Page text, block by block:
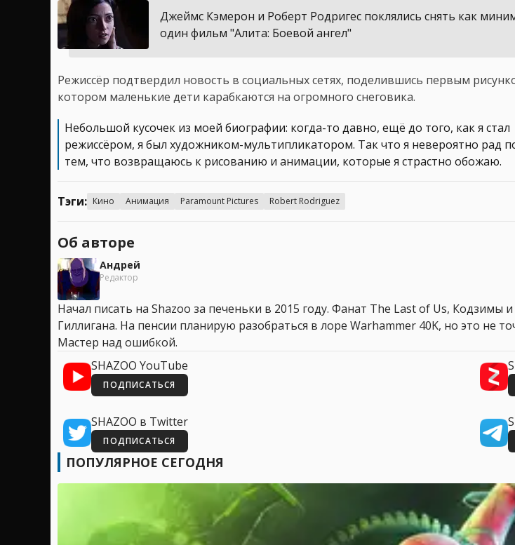
Джеймс Кэмерон и Роберт Родригес поклялись снять как
один фильм "Алита: Боевой ангел"
Режиссёр подтвердил новость в социальных сетях, поделившись первым
котором маленькие дети карабкаются на огромного снеговика.
Небольшой кусочек из моей биографии: когда-то давно, ещё до того, как я стал
режиссёром, я был художником-мультипликатором. Так что я невероятно рад
тем, что возвращаюсь к рисованию и анимации, которые я страстно обожаю.
Тэги: Кино Анимация Paramount Pictures Robert Rodriguez
Об авторе
Андрей
Редактор
Начал писать на Shazoo за печеньки в 2015 году. Фанат The Last of Us, Кодзимы
Гиллигана. На пенсии планирую разобраться в лоре Warhammer 40K, но это не
Мастер над ошибкой.
SHAZOO YouTube
ПОДПИСАТЬСЯ
SHAZOO в Twitter
ПОДПИСАТЬСЯ
ПОПУЛЯРНОЕ СЕГОДНЯ